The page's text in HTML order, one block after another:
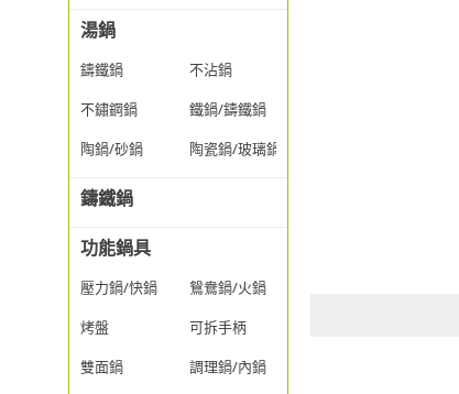
湯鍋
鑄鐵鍋
不沾鍋
不鏽鋼鍋
鐵鍋/鑄鐵鍋
陶鍋/砂鍋
陶瓷鍋/玻璃鍋/透明鍋
鑄鐵鍋
功能鍋具
壓力鍋/快鍋
鴛鴦鍋/火鍋
烤盤
可拆手柄
雙面鍋
調理鍋/內鍋